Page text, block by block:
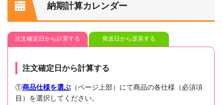
納期計算カレンダー
注文確定日から計算する 発送日から逆算する
注文確定日から計算する
①商品仕様を選ぶ （ページ上部）にて商品の各仕様（必須項
目）を選択してください。